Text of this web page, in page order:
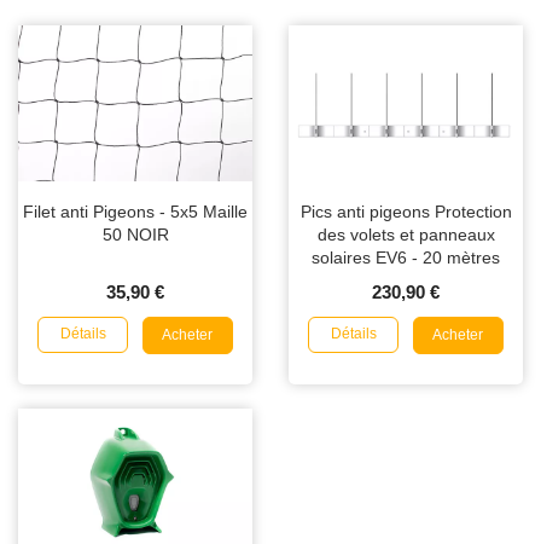
Filet anti Pigeons - 5x5 Maille
50 NOIR
35,90 €
Détails Acheter
Pics anti pigeons Protection
des volets et panneaux
solaires EV6 - 20 mètres
230,90 €
Détails Acheter